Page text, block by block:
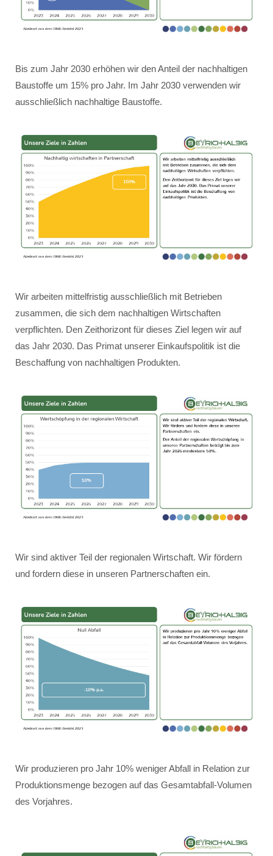
Bis zum Jahr 2030 erhöhen wir den Anteil der nachhaltigen
Baustoffe um 15% pro Jahr. Im Jahr 2030 verwenden wir
ausschließlich nachhaltige Baustoffe.
Wir arbeiten mittelfristig ausschließlich mit Betrieben
zusammen, die sich dem nachhaltigen Wirtschaften
verpflichten. Den Zeithorizont für dieses Ziel legen wir auf
das Jahr 2030. Das Primat unserer Einkaufspolitik ist die
Beschaffung von nachhaltigen Produkten.
Wir sind aktiver Teil der regionalen Wirtschaft. Wir fördern
und fordern diese in unseren Partnerschaften ein.
Wir produzieren pro Jahr 10% weniger Abfall in Relation zur
Produktionsmenge bezogen auf das Gesamtabfall-Volumen
des Vorjahres.